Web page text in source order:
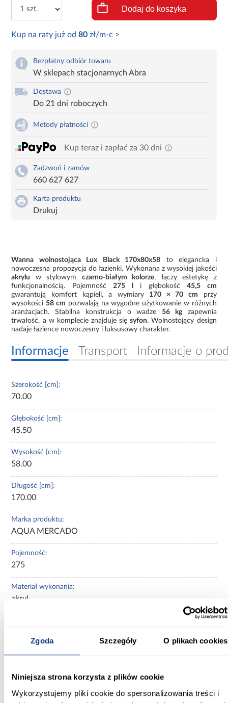
Zgoda Szczegóły O plikach cookies
Niniejsza strona korzysta z plików cookie
Wykorzystujemy pliki cookie do spersonalizowania treści i
Dodaj do koszyka
Kup na raty już od80 zł/m-c >
Bezpłatny odbiór towaru
W sklepach stacjonarnych Abra
Dostawa
Do 21 dni roboczych
Metody płatności
Kup teraz i zapłać za 30 dni
Zadzwoń i zamów
660 627 627
Karta produktu
Drukuj
Wanna wolnostojąca Lux Black 170x80x58 to elegancka i
nowoczesna propozycja do łazienki. Wykonana z wysokiej jakości
akrylu w stylowym czarno-białym kolorze, łączy estetykę z
funkcjonalnością. Pojemność275 l i głębokość45,5 cm
gwarantują komfort kąpieli, a wymiary 170 × 70 cm przy
wysokości58 cm pozwalają na wygodne użytkowanie w różnych
aranżacjach. Stabilna konstrukcja o wadze56 kgzapewnia
trwałość, a w komplecie znajduje sięsyfon. Wolnostojący design
nadaje łazience nowoczesny i luksusowy charakter.
Informacje Transport Informacje o
Szerokość [cm]:
70.00
Głębokość [cm]:
45.50
Wysokość [cm]:
58.00
Długość [cm]:
170.00
Marka produktu:
AQUA MERCADO
Pojemność:
275
Materiał wykonania:
akryl
Syfon w komplecie:
56